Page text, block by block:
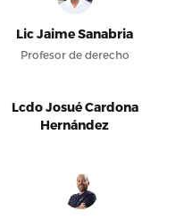
Lic Jaime Sanabria
Profesor de derecho
Lcdo Josué Cardona
Hernández